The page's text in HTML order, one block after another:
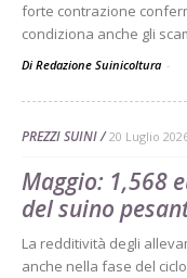
forte contrazione
condiziona anche gli
Di Redazione Suinicoltura -
PREZZI SUINI 20 Luglio
Maggio: 1,568
del suino
La redditività degli
anche nella fase del